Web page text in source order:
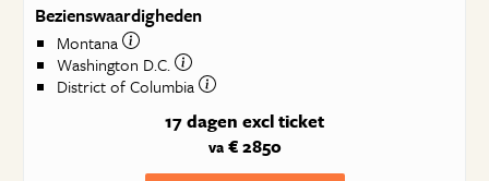
Bezienswaardigheden
Montana
Washington D.C.
District of Columbia
17 dagen excl ticket
va€ 2850